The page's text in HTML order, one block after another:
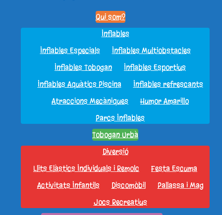
Qui som?
Inflables
Inflables Especials
Inflables Multiobstacles
Inflables Tobogan
Inflables Esportius
Inflables Aquàtics Piscina
Inflables refrescants
Atraccions Mecàniques
Humor Amarillo
Parcs Inflables
Tobogan Urbà
Diversió
Llits Elàstics Individuals i Remolc
Festa Escuma
Activitats Infantils
Discomòbil
Pallassa i Mag
Jocs Recreatius